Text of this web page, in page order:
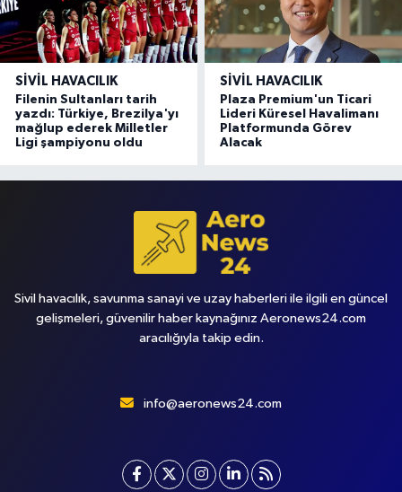
SIVIL HAVACILIK
Filenin Sultanları tarih
yazdı: Türkiye, Brezilya'yı
mağlup ederek Milletler
Ligi şampiyonu oldu
SIVIL HAVACILIK
Plaza Premium'un Ticari
Lideri Küresel Havalimanı
Platformunda Görev
Alacak
Sivil havacılık, savunma sanayi ve uzay haberleri ile ilgili en güncel
gelişmeleri, güvenilir haber kaynağınız Aeronews24.com
aracılığıyla takip edin.
info@aeronews24.com